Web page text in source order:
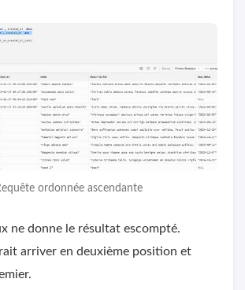
ordonnée ascendante
ne donne le résultat escompté.
arriver en deuxième position et